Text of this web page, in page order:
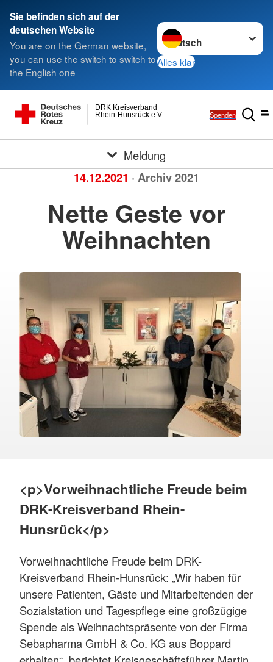
Sie befinden sich auf der
deutschen Website
You are on the German website,
you can use the switch to switch to
the English one
Sprache wechseln zu
Alles klar
Rhein-Hunsrück e.V.
DRK Kreisverband
Spenden
Meldung
14.12.2021 · Archiv 2021
Nette Geste vor
Weihnachten
<p>Vorweihnachtliche Freude beim
DRK-Kreisverband Rhein-
Hunsrück</p>
Vorweihnachtliche Freude beim DRK-
Kreisverband Rhein-Hunsrück: „Wir haben für
unsere Patienten, Gäste und Mitarbeitenden der
Sozialstation und Tagespflege eine großzügige
Spende als Weihnachtspräsente von der Firma
Sebapharma GmbH & Co. KG aus Boppard